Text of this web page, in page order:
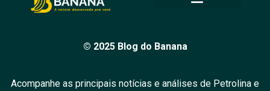
© 2025 Blog do Banana
Acompanhe as principais notícias e análises de Petrolina e